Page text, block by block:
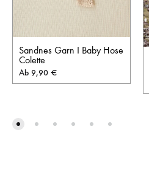
Sandnes Garn I Baby Hose
Colette
Ab 9,90 €